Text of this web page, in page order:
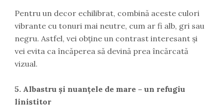
Pentru un decor echilibrat, combină aceste culori
vibrante cu tonuri mai neutre, cum ar fi alb, gri sau
negru. Astfel, vei obține un contrast interesant și
vei evita ca încăperea să devină prea încărcată
vizual.
5. Albastru și nuanțele de mare – un refugiu
liniștitor